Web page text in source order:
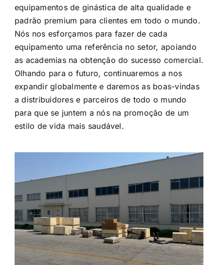
equipamentos de ginástica de alta qualidade e
padrão premium para clientes em todo o mundo.
Nós nos esforçamos para fazer de cada
equipamento uma referência no setor, apoiando
as academias na obtenção do sucesso comercial.
Olhando para o futuro, continuaremos a nos
expandir globalmente e daremos as boas-vindas
a distribuidores e parceiros de todo o mundo
para que se juntem a nós na promoção de um
estilo de vida mais saudável.